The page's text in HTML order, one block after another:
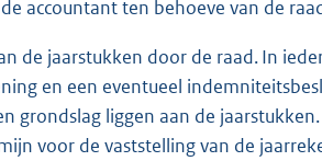
accountant ten behoeve van de
de jaarstukken door de raad. In
en een eventueel
grondslag liggen aan de
voor de vaststelling van de